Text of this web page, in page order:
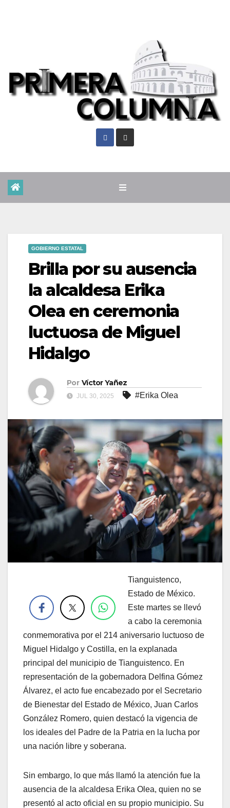
GOBIERNO ESTATAL
Brilla por su ausencia
la alcaldesa Erika
Olea en ceremonia
luctuosa de Miguel
Hidalgo
Por Víctor Yañez
JUL 30, 2025 #Erika Olea
Tianguistenco,
Estado de México.
Este martes se llevó
a cabo la ceremonia
conmemorativa por el 214 aniversario luctuoso de
Miguel Hidalgo y Costilla, en la explanada
principal del municipio de Tianguistenco. En
representación de la gobernadora Delfina Gómez
Álvarez, el acto fue encabezado por el Secretario
de Bienestar del Estado de México, Juan Carlos
González Romero, quien destacó la vigencia de
los ideales del Padre de la Patria en la lucha por
una nación libre y soberana.
Sin embargo, lo que más llamó la atención fue la
ausencia de la alcaldesa Erika Olea, quien no se
presentó al acto oficial en su propio municipio. Su